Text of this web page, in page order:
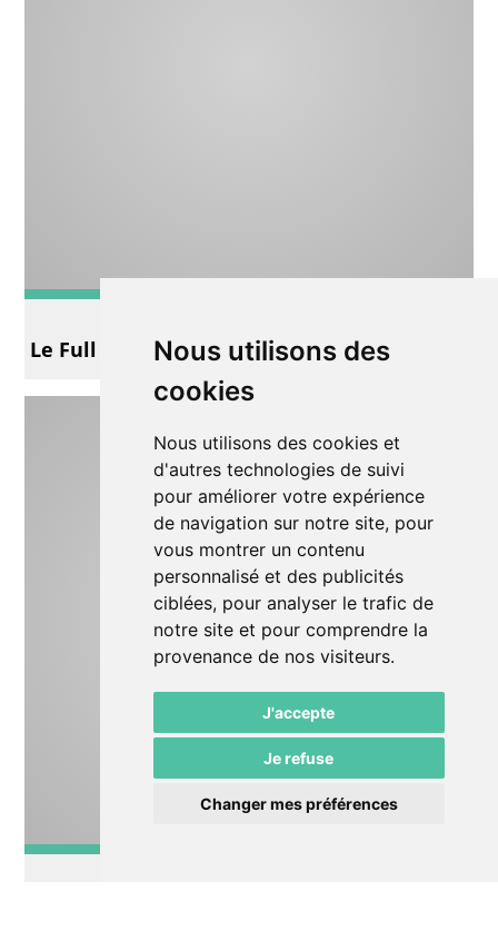
Nous utilisons des
cookies
Nous utilisons des cookies et
d'autres technologies de suivi
pour améliorer votre expérience
de navigation sur notre site, pour
vous montrer un contenu
personnalisé et des publicités
ciblées, pour analyser le trafic de
notre site et pour comprendre la
provenance de nos visiteurs.
J'accepte
Je refuse
Changer mes préférences
Le Full Art